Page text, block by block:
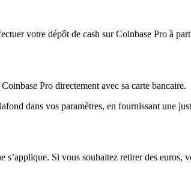
votre dépôt de cash sur Coinbase Pro à
Pro directement avec sa carte bancaire.
dans vos paramètres, en fournissant une
Si vous souhaitez retirer des